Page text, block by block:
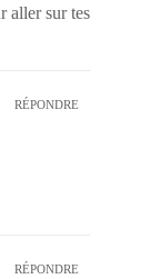
aller sur tes
RÉPONDRE
RÉPONDRE